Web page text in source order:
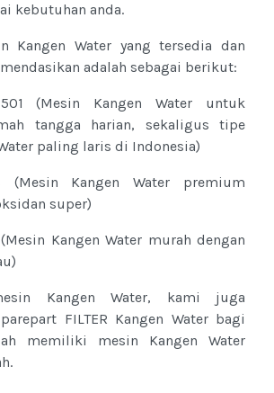
kebutuhan anda.
Kangen Water yang tersedia dan
adalah sebagai berikut:
(Mesin Kangen Water untuk
tangga harian, sekaligus tipe
paling laris di Indonesia)
Kangen Water premium
super)
Kangen Water murah dengan
Kangen Water, kami juga
FILTER Kangen Water bagi
memiliki mesin Kangen Water